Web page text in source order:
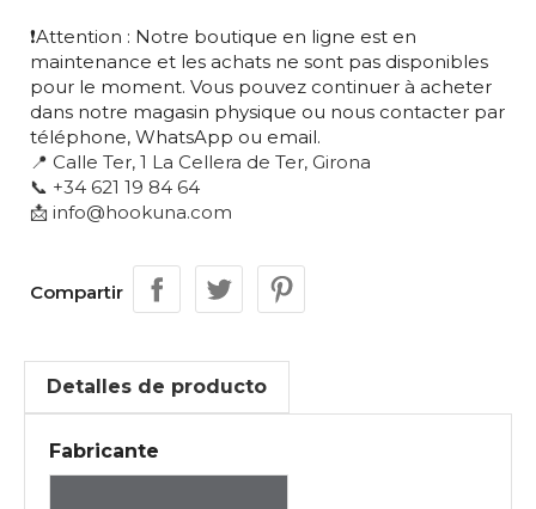
❗Attention : Notre boutique en ligne est en
maintenance et les achats ne sont pas disponibles
pour le moment. Vous pouvez continuer à acheter
dans notre magasin physique ou nous contacter par
téléphone, WhatsApp ou email.
📍 Calle Ter, 1 La Cellera de Ter, Girona
📞 +34 621 19 84 64
📩 info@hookuna.com
Compartir
Detalles de producto
Fabricante